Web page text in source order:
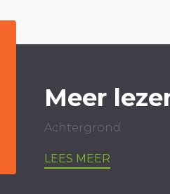
Meer
Achtergrond
LEES MEER